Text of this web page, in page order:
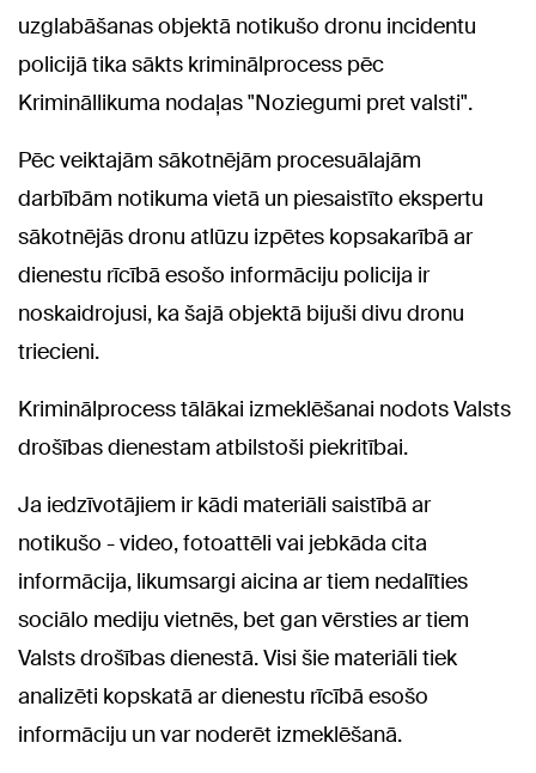
uzglabāšanas objektā notikušo dronu incidentu
policijā tika sākts kriminālprocess pēc
Krimināllikuma nodaļas "Noziegumi pret valsti".
Pēc veiktajām sākotnējām procesuālajām
darbībām notikuma vietā un piesaistīto ekspertu
sākotnējās dronu atlūzu izpētes kopsakarībā ar
dienestu rīcībā esošo informāciju policija ir
noskaidrojusi, ka šajā objektā bijuši divu dronu
triecieni.
Kriminālprocess tālākai izmeklēšanai nodots Valsts
drošības dienestam atbilstoši piekritībai.
Ja iedzīvotājiem ir kādi materiāli saistībā ar
notikušo - video, fotoattēli vai jebkāda cita
informācija, likumsargi aicina ar tiem nedalīties
sociālo mediju vietnēs, bet gan vērsties ar tiem
Valsts drošības dienestā. Visi šie materiāli tiek
analizēti kopskatā ar dienestu rīcībā esošo
informāciju un var noderēt izmeklēšanā.